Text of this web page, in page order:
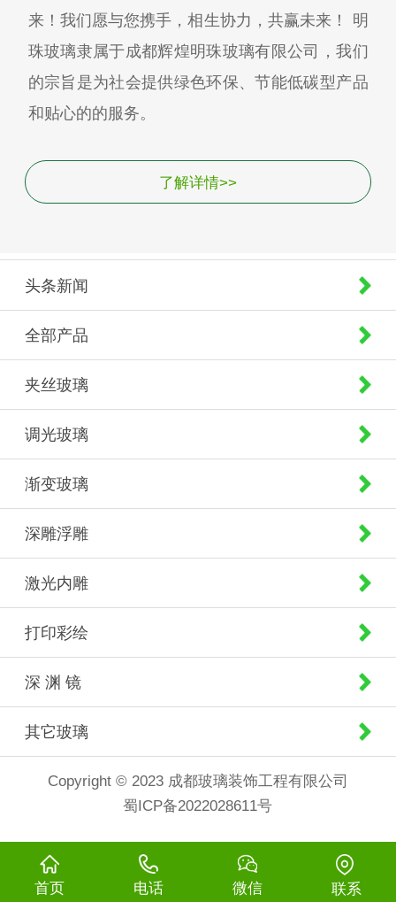
来！我们愿与您携手，相生协力，共赢未来！ 明
珠玻璃隶属于成都辉煌明珠玻璃有限公司，我们
的宗旨是为社会提供绿色环保、节能低碳型产品
和贴心的的服务。
了解详情>>
头条新闻
全部产品
夹丝玻璃
调光玻璃
渐变玻璃
深雕浮雕
激光内雕
打印彩绘
深 渊 镜
其它玻璃
Copyright © 2023 成都玻璃装饰工程有限公司
蜀ICP备2022028611号
首页 电话 微信 联系